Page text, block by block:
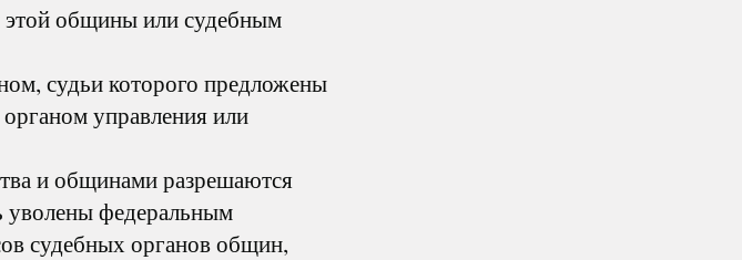
общины или судебным
судьи которого предложены
управления или
и общинами разрешаются
федеральным
судебных органов общин,